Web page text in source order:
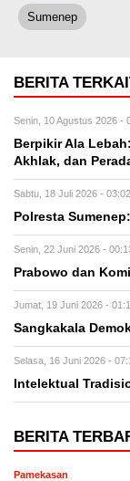
Sumenep
BERITA
Senin, 10 Agustus 2026 -
Berpikir Ala
Akhlak, dan
Sabtu, 18 Juli 2026 -
Polresta
Senin, 22 Juni 2026 -
Prabowo dan
Jumat, 19 Juni 2026 -
Sangkakala
Selasa, 16 Juni 2026 -
Intelektual
BERITA
Pamekasan